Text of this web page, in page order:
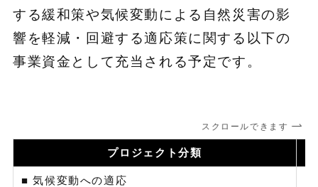
する緩和策や気候変動による自然災害の影
響を軽減・回避する適応策に関する以下の
事業資金として充当される予定です。
スクロールできます
プロジェクト分類
■ 気候変動への適応